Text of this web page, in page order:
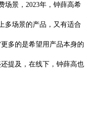
场景，2023年，钟薛高希
多场景的产品，又有适合
多的是希望用产品本身的
提及，在线下，钟薛高也